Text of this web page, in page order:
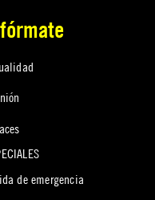
de emergencia